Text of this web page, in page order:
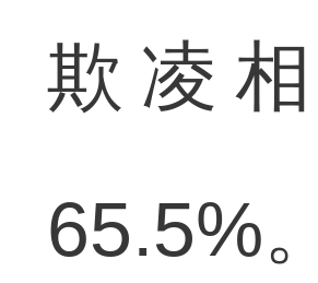
欺凌
65.5%。